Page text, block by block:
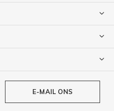
E-MAIL ONS